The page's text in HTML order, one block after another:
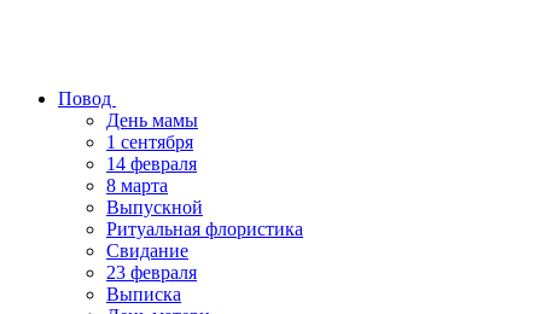
Повод
День мамы
1 сентября
14 февраля
8 марта
Выпускной
Ритуальная флористика
Свидание
23 февраля
Выписка